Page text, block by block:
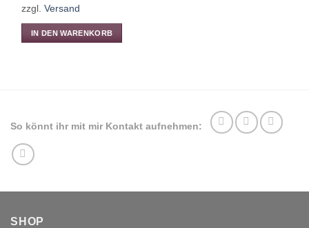
zzgl.Versand
IN DEN WARENKORB
So könnt ihr mit mir Kontakt aufnehmen:
SHOP